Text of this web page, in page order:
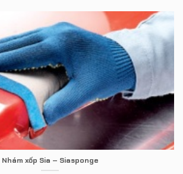
Nhám xốp Sia – Siasponge